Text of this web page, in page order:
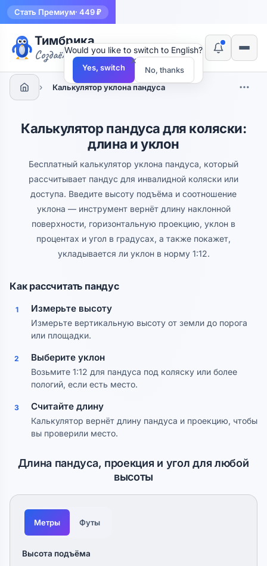
Стать Премиум· 449 ₽
Тимбрика
Создаём инструменты
› Калькулятор уклона пандуса
Калькулятор пандуса для коляски:
длина и уклон
Бесплатный калькулятор уклона пандуса, который
рассчитывает пандус для инвалидной коляски или
доступа. Введите высоту подъёма и соотношение
уклона — инструмент вернёт длину наклонной
поверхности, горизонтальную проекцию, уклон в
процентах и угол в градусах, а также покажет,
укладывается ли уклон в норму 1:12.
Как рассчитать пандус
1 Измерьте высоту
Измерьте вертикальную высоту от земли до порога
или площадки.
2 Выберите уклон
Возьмите 1:12 для пандуса под коляску или более
пологий, если есть место.
3 Считайте длину
Калькулятор вернёт длину пандуса и проекцию, чтобы
вы проверили место.
Длина пандуса, проекция и угол для любой
высоты
Метры Футы
Высота подъёма
×
Would you like to switch to English?
Yes, switch No, thanks